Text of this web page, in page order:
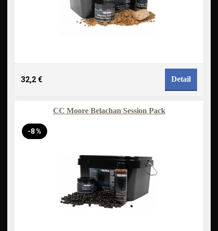
32,2 € Detail
CC Moore Belachan Session Pack
-8 %